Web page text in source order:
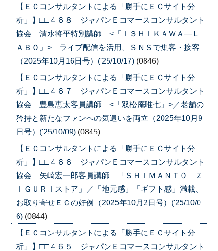
【ＥＣコンサルタントによる「勝手にＥＣサイト分
析」】□□４６８ ジャパンＥコマースコンサルタント
協会 清水将平特別講師 <「ＩＳＨＩＫＡＷＡ―Ｌ
ＡＢＯ」> ライブ配信を活用、ＳＮＳで集客・接客
（2025年10月16日号）('25/10/17) (0846)
【ＥＣコンサルタントによる「勝手にＥＣサイト分
析」】□□４６７ ジャパンＥコマースコンサルタント
協会 豊島恵太客員講師 <「双松庵唯七」>／老舗の
矜持と新たなファンへの気遣いを両立（2025年10月9
日号）('25/10/09) (0845)
【ＥＣコンサルタントによる「勝手にＥＣサイト分
析」】□□４６６ ジャパンＥコマースコンサルタント
協会 矢崎宏一郎客員講師 「ＳＨＩＭＡＮＴＯ Ｚ
ＩＧＵＲＩストア」／「地元感」「ギフト感」満載、
お取り寄せＥＣの好例（2025年10月2日号）('25/10/0
6) (0844)
【ＥＣコンサルタントによる「勝手にＥＣサイト分
析」】□□４６５ ジャパンＥコマースコンサルタント